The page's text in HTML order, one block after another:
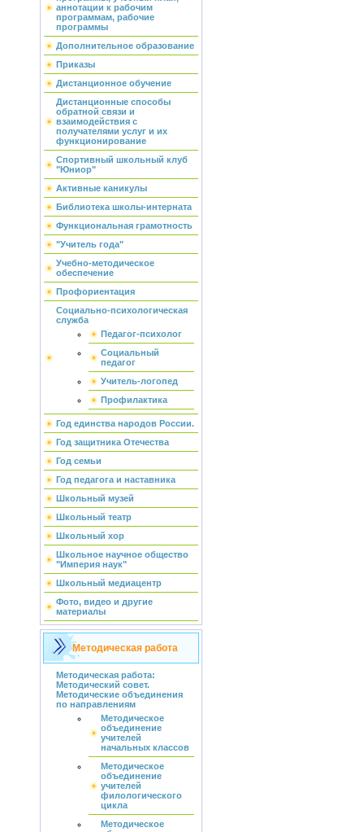
аннотации к рабочим
программам, рабочие
программы
Дополнительное образование
Приказы
Дистанционное обучение
Дистанционные способы
обратной связи и
взаимодействия с
получателями услуг и их
функционирование
Спортивный школьный клуб
"Юниор"
Активные каникулы
Библиотека школы-интерната
Функциональная грамотность
"Учитель года"
Учебно-методическое
обеспечение
Профориентация
Социально-психологическая
служба
Педагог-психолог
Социальный
педагог
Учитель-логопед
Профилактика
Год единства народов России.
Год защитника Отечества
Год семьи
Год педагога и наставника
Школьный музей
Школьный театр
Школьный хор
Школьное научное общество
"Империя наук"
Школьный медиацентр
Фото, видео и другие
материалы
Методическая работа
Методическая работа:
Методический совет.
Методические объединения
по направлениям
Методическое
объединение
учителей
начальных классов
Методическое
объединение
учителей
филологического
цикла
Методическое